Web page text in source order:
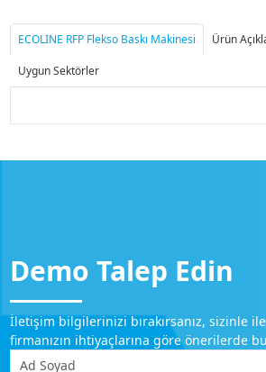
ECOLINE RFP Flekso Baskı Makinesi Ürün
Uygun Sektörler
Demo Talep Edin
İletişim bilgilerinizi bırakırsanız, sizinle
firmanızın ihtiyaçlarına göre önerilerde